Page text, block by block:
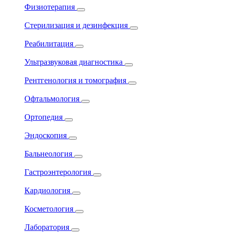
Физиотерапия
Стерилизация и дезинфекция
Реабилитация
Ультразвуковая диагностика
Рентгенология и томография
Офтальмология
Ортопедия
Эндоскопия
Бальнеология
Гастроэнтерология
Кардиология
Косметология
Лаборатория